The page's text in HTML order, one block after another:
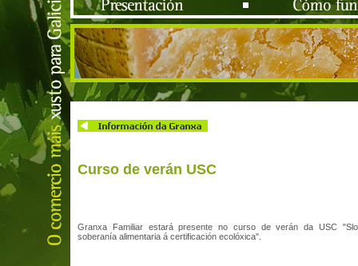
Curso de verán USC
Granxa Familiar estará presente no curso de verán da USC
soberanía alimentaria á certificación ecolóxica".